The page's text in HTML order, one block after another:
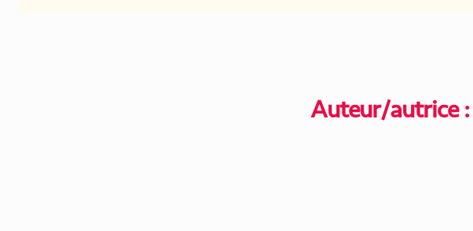
Auteur/autrice :